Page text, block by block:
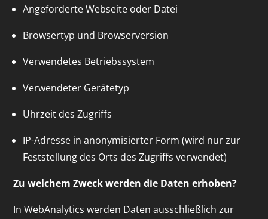
Angeforderte Webseite oder Datei
Browsertyp und Browserversion
Verwendetes Betriebssystem
Verwendeter Gerätetyp
Uhrzeit des Zugriffs
IP-Adresse in anonymisierter Form (wird nur zur
Feststellung des Orts des Zugriffs verwendet)
Zu welchem Zweck werden die Daten erhoben?
In WebAnalytics werden Daten ausschließlich zur